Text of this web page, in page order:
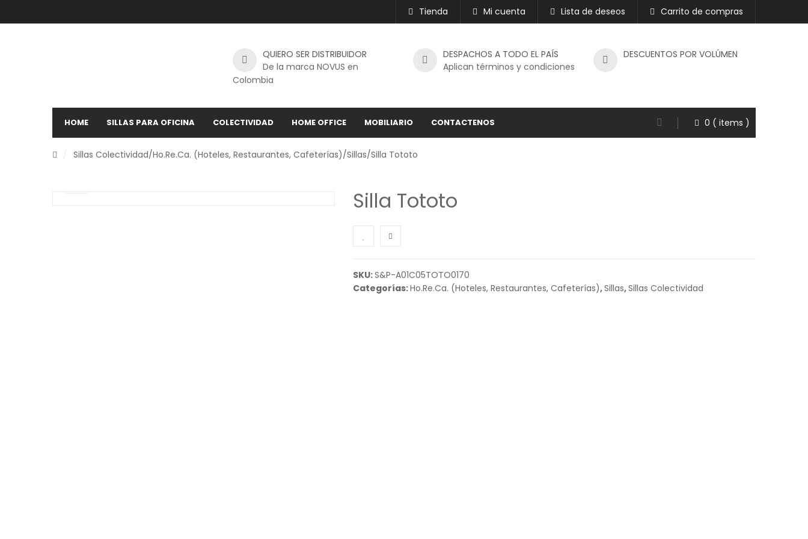
Tienda Mi cuenta Lista de deseos Carrito de compras
QUIERO SER DISTRIBUIDOR
De la marca NOVUS en
Colombia
DESPACHOS A TODO EL PAÍS
Aplican términos y condiciones
DESCUENTOS POR VOLÚMEN
HOME SILLAS PARA OFICINA COLECTIVIDAD HOME OFFICE MOBILIARIO CONTACTENOS 0 ( items )
Sillas Colectividad/Ho.Re.Ca. (Hoteles, Restaurantes, Cafeterías)/Sillas/Silla Tototo
Silla Tototo
SKU:S&P-A01C05TOTO0170
Categorías:Ho.Re.Ca. (Hoteles, Restaurantes, Cafeterías),Sillas,Sillas Colectividad